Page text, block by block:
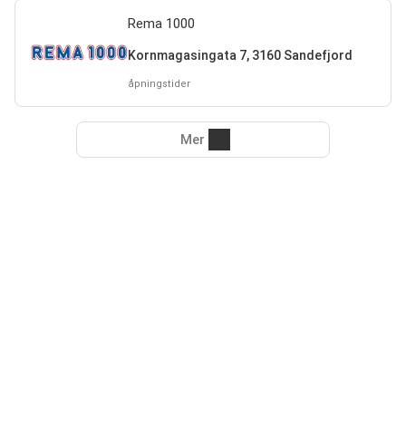
Rema 1000
Kornmagasingata 7, 3160 Sandefjord
åpningstider
Mer